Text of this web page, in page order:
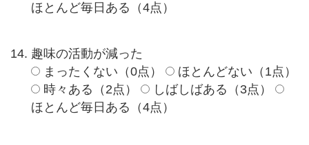
ほとんど毎日ある（4点）
趣味の活動が減った
まったくない（0点）
ほとんどない（1点）
時々ある（2点）
しばしばある（3点）
ほとんど毎日ある（4点）